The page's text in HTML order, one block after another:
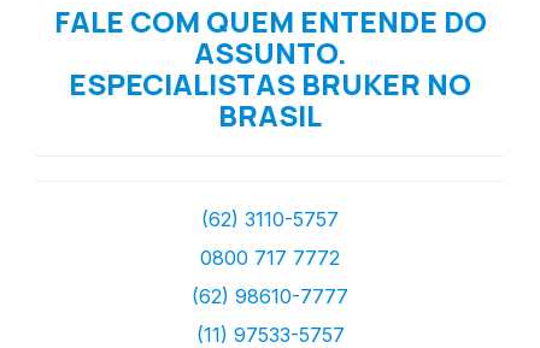
FALE COM QUEM ENTENDE DO
ASSUNTO.
ESPECIALISTAS BRUKER NO
BRASIL
(62) 3110-5757
0800 717 7772
(62) 98610-7777
(11) 97533-5757